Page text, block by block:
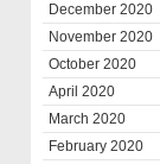
December 2020
November 2020
October 2020
April 2020
March 2020
February 2020